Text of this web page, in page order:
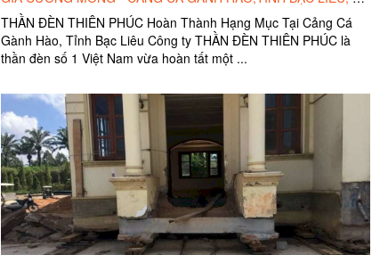
THẦN ĐÈN THIÊN PHÚC Hoàn Thành Hạng Mục Tại Cảng Cá
Gành Hào, Tỉnh Bạc Liêu Công ty THẦN ĐÈN THIÊN PHÚC là
thần đèn số 1 Việt Nam vừa hoàn tất một ...